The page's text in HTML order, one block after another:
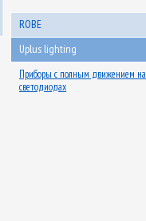
ROBE
Uplus lighting
Приборы с полным движением на
светодиодах